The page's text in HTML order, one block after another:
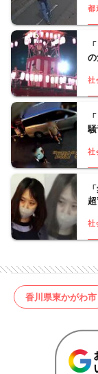
都
社
社
社
香川県東かがわ市